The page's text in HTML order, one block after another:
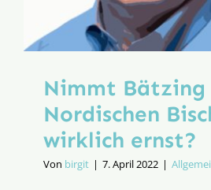
Nimmt Bätzing
Nordischen
wirklich ernst?
Von birgit | 7. April 2022 |